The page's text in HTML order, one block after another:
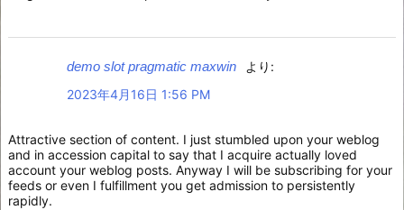
demo slot pragmatic maxwin
より:
2023年4月16日 1:56 PM
Attractive section of content. I just stumbled upon your weblog
and in accession capital to say that I acquire actually loved
account your weblog posts. Anyway I will be subscribing for your
feeds or even I fulfillment you get admission to persistently
rapidly.